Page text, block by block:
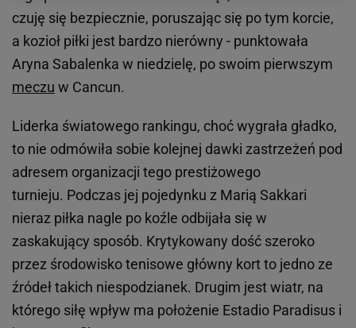
czuję się bezpiecznie, poruszając się po tym korcie,
a kozioł piłki jest bardzo nierówny - punktowała
Aryna Sabalenka w niedzielę, po swoim pierwszym
meczu w Cancun.
Liderka światowego rankingu, choć wygrała gładko,
to nie odmówiła sobie kolejnej dawki zastrzeżeń pod
adresem organizacji tego prestiżowego
turnieju. Podczas jej pojedynku z Marią Sakkari
nieraz piłka nagle po koźle odbijała się w
zaskakujący sposób. Krytykowany dość szeroko
przez środowisko tenisowe główny kort to jedno ze
źródeł takich niespodzianek. Drugim jest wiatr, na
którego siłę wpływ ma położenie Estadio Paradisus i